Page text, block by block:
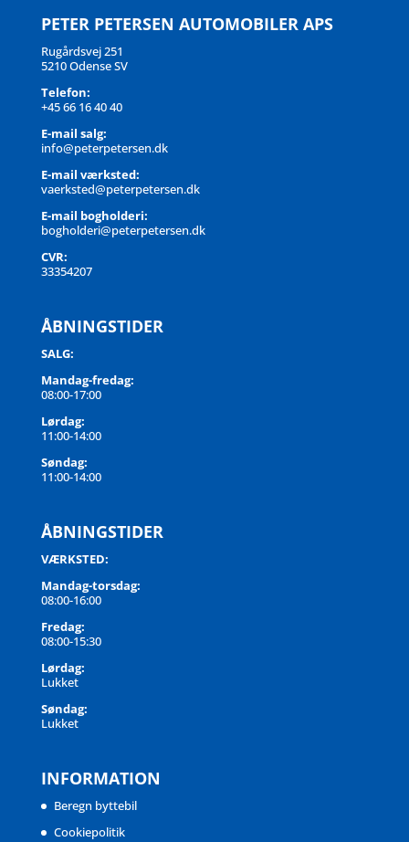
PETER PETERSEN AUTOMOBILER APS
Rugårdsvej 251
5210 Odense SV
Telefon:
+45 66 16 40 40
E-mail salg:
info@peterpetersen.dk
E-mail værksted:
vaerksted@peterpetersen.dk
E-mail bogholderi:
bogholderi@peterpetersen.dk
CVR:
33354207
ÅBNINGSTIDER
SALG:
Mandag-fredag:
08:00-17:00
Lørdag:
11:00-14:00
Søndag:
11:00-14:00
ÅBNINGSTIDER
VÆRKSTED:
Mandag-torsdag:
08:00-16:00
Fredag:
08:00-15:30
Lørdag:
Lukket
Søndag:
Lukket
INFORMATION
Beregn byttebil
Cookiepolitik